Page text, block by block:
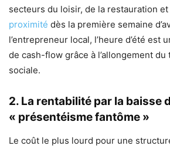
secteurs du loisir, de la restauration et
proximité dès la première semaine
l’entrepreneur local, l’heure d’été est
de cash-flow grâce à l’allongement du
sociale.
2. La rentabilité par la baisse
« présentéisme fantôme »
Le coût le plus lourd pour une